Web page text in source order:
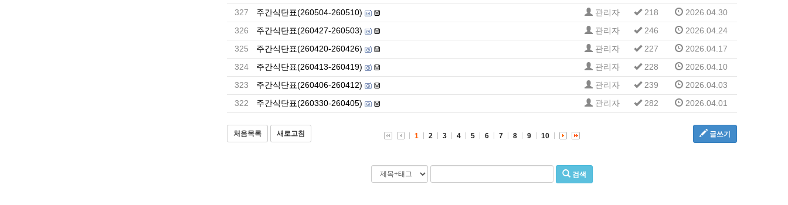
327
주간식단표(260504-260510) 관리자 218
2026.04.30
326
주간식단표(260427-260503) 관리자 246
2026.04.24
325
주간식단표(260420-260426) 관리자 227
2026.04.17
324
주간식단표(260413-260419) 관리자 228
2026.04.10
323
주간식단표(260406-260412) 관리자 239
2026.04.03
322
주간식단표(260330-260405) 관리자 282 2026.04.01
처음목록 새로고침 글쓰기
1 2 3 4 5 6 7 8 9 10
검색